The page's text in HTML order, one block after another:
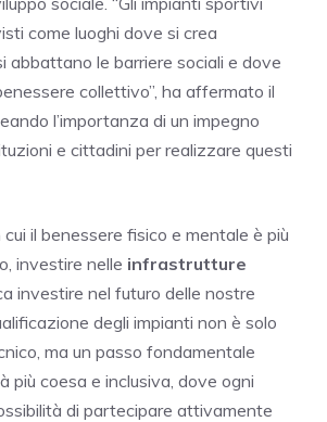
come luoghi dove si crea
abbattano le barriere sociali e dove
collettivo”, ha affermato il
l’importanza di un impegno
e cittadini per realizzare questi
il benessere fisico e mentale è più
investire nelle infrastrutture
investire nel futuro delle nostre
degli impianti non è solo
ma un passo fondamentale
più coesa e inclusiva, dove ogni
di partecipare attivamente